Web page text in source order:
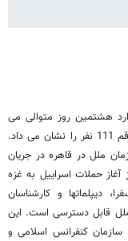
هشتمین روز متوالی می
شود و تعداد قربانیان فلسطینی تا روز سه شنبه نیز رقم 111 نفر را نشان می داد.
ملل در قاهره در جریان
حملات اسراییل به غزه
دیپلماتها و کارشناسان
قابل دسترسی است. این
سازمان کنفرانس اسلامی و